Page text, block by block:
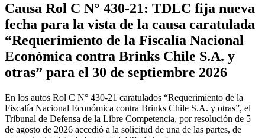
Causa Rol C N° 430-21: TDLC fija nueva
fecha para la vista de la causa caratulada
“Requerimiento de la Fiscalía Nacional
Económica contra Brinks Chile S.A. y
otras” para el 30 de septiembre 2026
En los autos Rol C N° 430-21 caratulados “Requerimiento de la
Fiscalía Nacional Económica contra Brinks Chile S.A. y otras”, el
Tribunal de Defensa de la Libre Competencia, por resolución de 5
de agosto de 2026 accedió a la solicitud de una de las partes, de